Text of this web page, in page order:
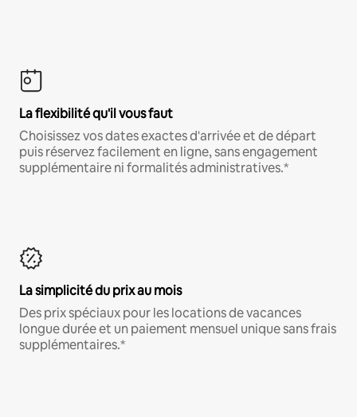
La flexibilité qu'il vous faut
Choisissez vos dates exactes d'arrivée et de départ
puis réservez facilement en ligne, sans engagement
supplémentaire ni formalités administratives.*
La simplicité du prix au mois
Des prix spéciaux pour les locations de vacances
longue durée et un paiement mensuel unique sans frais
supplémentaires.*